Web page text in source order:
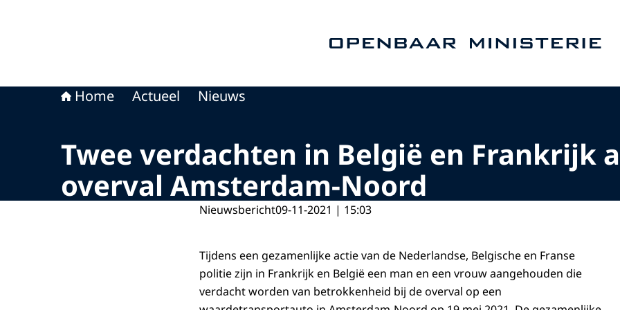
Home Actueel Nieuws
Twee verdachten in België en Frankrijk
overval Amsterdam-Noord
Nieuwsbericht09-11-2021 | 15:03
Tijdens een gezamenlijke actie van de Nederlandse, Belgische en Franse
politie zijn in Frankrijk en België een man en een vrouw aangehouden die
verdacht worden van betrokkenheid bij de overval op een